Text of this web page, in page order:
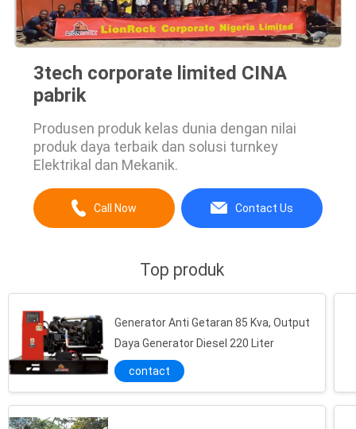
3tech corporate limited CINA
pabrik
Produsen produk kelas dunia dengan nilai
produk daya terbaik dan solusi turnkey
Elektrikal dan Mekanik.
Call Now Contact Us
Top produk
Generator Anti Getaran 85 Kva, Output
Daya Generator Diesel 220 Liter
contact